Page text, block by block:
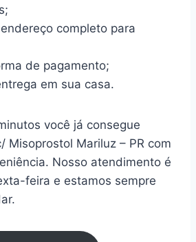
completo para
de pagamento;
em sua casa.
você já consegue
Misoprostol Mariluz – PR com
Nosso atendimento é
feira e estamos sempre